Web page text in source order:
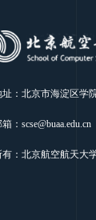
址：北京市海淀区
：scse@buaa.edu.cn
有：北京航空航天大